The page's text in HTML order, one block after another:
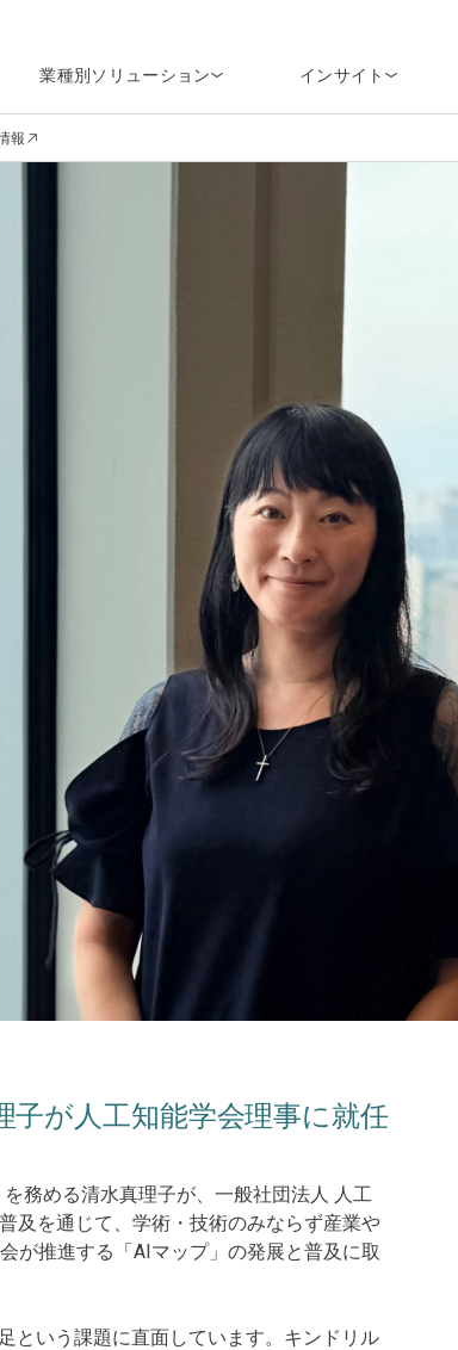
業種別ソリューション インサイト
報 window)
が人工知能学会理事に就任
務める清水真理子が、一般社団法人 人工
及を通じて、学術・技術のみならず産業や
が推進する「AIマップ」の発展と普及に取
という課題に直面しています。キンドリル